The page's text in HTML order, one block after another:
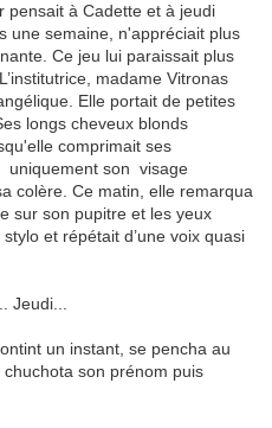
pensait à Cadette et à jeudi
une semaine, n'appréciait plus
Ce jeu lui paraissait plus
madame Vitronas
Elle portait de petites
longs cheveux blonds
comprimait ses
uniquement son visage
colère. Ce matin, elle remarqua
sur son pupitre et les yeux
et répétait d’une voix quasi
Jeudi...
un instant, se pencha au
son prénom puis